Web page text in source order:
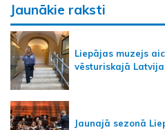
Jaunākie raksti
Liepājas muzejs
vēsturiskajā
Jaunajā sezonā